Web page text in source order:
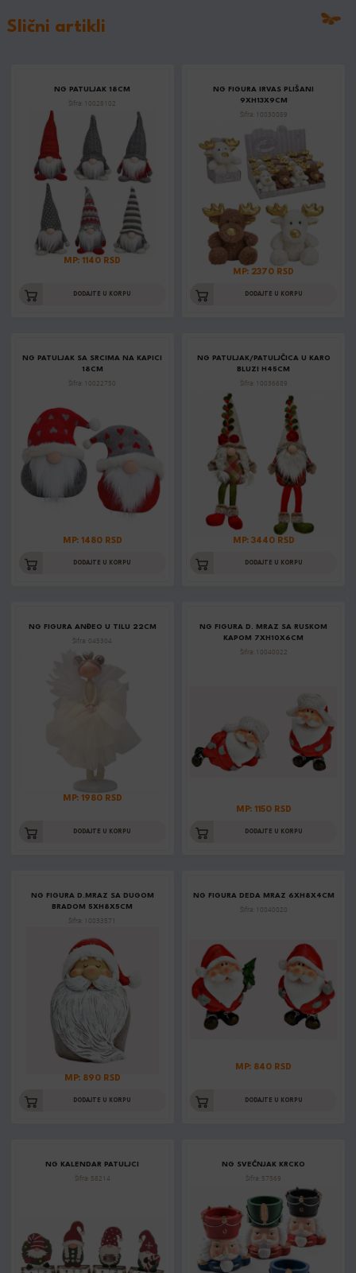
Slični artikli
NG PATULJAK 18CM
Šifra: 10028102
MP: 1140 RSD
DODAJTE U KORPU
NG FIGURA IRVAS PLIŠANI
9XH13X9CM
Šifra: 10030089
MP: 2370 RSD
DODAJTE U KORPU
NG PATULJAK SA SRCIMA NA KAPICI
18CM
Šifra: 10022750
MP: 1480 RSD
DODAJTE U KORPU
NG PATULJAK/PATULJČICA U KARO
BLUZI H45CM
Šifra: 10036689
MP: 3440 RSD
DODAJTE U KORPU
NG FIGURA ANĐEO U TILU 22CM
Šifra: 045304
MP: 1980 RSD
DODAJTE U KORPU
NG FIGURA D. MRAZ SA RUSKOM
KAPOM 7XH10X6CM
Šifra: 10040022
MP: 1150 RSD
DODAJTE U KORPU
NG FIGURA D.MRAZ SA DUGOM
BRADOM 5XH8X5CM
Šifra: 10033571
MP: 890 RSD
DODAJTE U KORPU
NG FIGURA DEDA MRAZ 6XH8X4CM
Šifra: 10040020
MP: 840 RSD
DODAJTE U KORPU
NG KALENDAR PATULJCI
Šifra: 58214
NG SVEĆNJAK KRCKO
Šifra: 57569